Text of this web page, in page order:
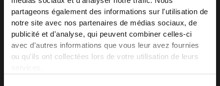
partageons également des informations sur l'utilisation de
notre site avec nos partenaires de médias sociaux, de
publicité et d'analyse, qui peuvent combiner celles-ci
avec d'autres informations que vous leur avez fournies
ou qu'ils ont collectées lors de votre utilisation de leurs